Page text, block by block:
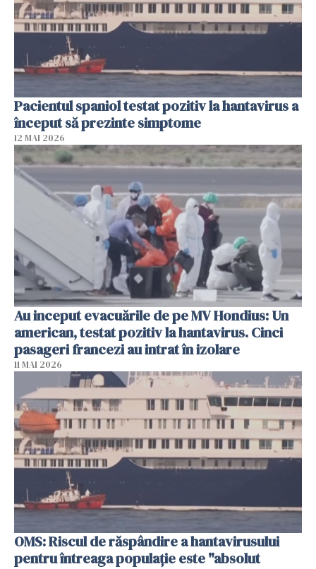
Pacientul spaniol testat pozitiv la hantavirus a
început să prezinte simptome
12 MAI 2026
Au inceput evacuările de pe MV Hondius: Un
american, testat pozitiv la hantavirus. Cinci
pasageri francezi au intrat în izolare
11 MAI 2026
OMS: Riscul de răspândire a hantavirusului
pentru întreaga populaţie este "absolut